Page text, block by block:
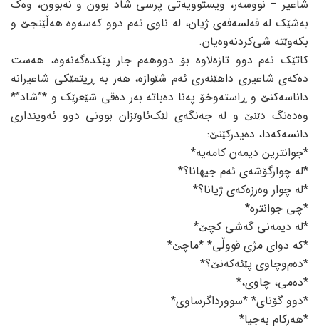
شاعیر – نووسەر، ویستوویەتی پرسی شاد بوون و نەبوون، وەک
بەشێک لە فەلسەفەی ژیان، لە ناوی ئەم دوو کەسەوە هەڵێنجێ و
بکەوێتە شی‌کردنەوەیان.
کاتێک ئەم دوو تازەلاوە بۆ دووهەم جار پێکدەگەنەوە، هەست
دەکەی شاعیری داهێنەری ئەم شێوازە، هەر بە ڕیتمێکی شاعیرانە
داناسەکنێ و ڕاستەوخۆ پەنا دەباتە بەر دەقی شێعرێک و *”شاد”*
وەدەنگ دێنێ و لە جەنگەی لێک‌ئاوێزان بوونی دوو ئەوینداری
دانسەکەدا، دەیدرکێنێ:
*جوانترین دیمەن کامەیە*
*لە چوارگۆشەی ئەم جیهانا؟*
*لە چوار وەرزەکەی ژیانا؟*
*چی جوانترە*
*لە دیمەنی گەشی کچێ*
*کە دوای مژی قووڵی* *ماچێ*
*دەم‌وچاوی پێئەکەنێ؟*
*دەمی، چاوی،*
*دوو گۆنای* *سوورداگرساوی*
*هەرکام بەجیا*